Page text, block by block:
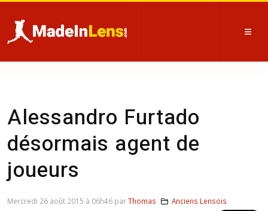
Alessandro Furtado
désormais agent de
joueurs
Mercredi 26 août 2015 à 06h46 parThomas Anciens Lensois